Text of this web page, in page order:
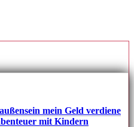
mein Geld verdiene
mit Kindern